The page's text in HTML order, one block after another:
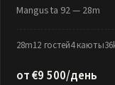
Mangusta 92 — 28m
28m12 гостей4 каюты
от €9 500/день